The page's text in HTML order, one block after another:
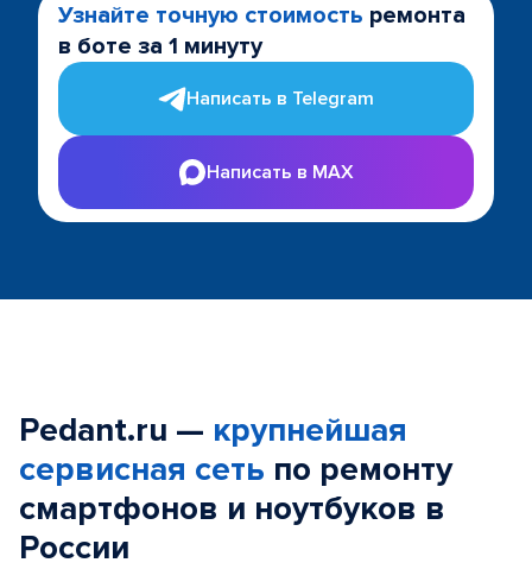
Узнайте точную стоимость ремонта
в боте за 1 минуту
Написать в Telegram
Написать в MAX
Pedant.ru — крупнейшая
сервисная сеть по ремонту
смартфонов и ноутбуков в
России